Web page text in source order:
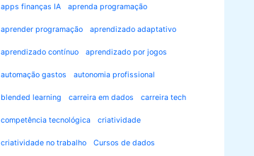
apps finanças IA aprenda programação
aprender programação aprendizado adaptativo
aprendizado contínuo aprendizado por jogos
automação gastos autonomia profissional
blended learning carreira em dados carreira tech
competência tecnológica criatividade
criatividade no trabalho Cursos de dados